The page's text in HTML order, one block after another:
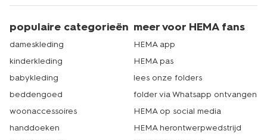
populaire categorieën
dameskleding
kinderkleding
babykleding
beddengoed
woonaccessoires
handdoeken
meer voor HEMA fans
HEMA app
HEMA pas
lees onze folders
folder via Whatsapp ontvangen
HEMA op social media
HEMA herontwerpwedstrijd